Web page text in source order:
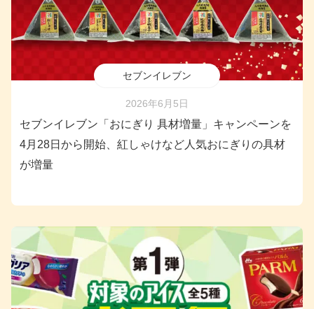
セブンイレブン
2026年6月5日
セブンイレブン「おにぎり 具材増量」キャンペーンを
4月28日から開始、紅しゃけなど人気おにぎりの具材
が増量